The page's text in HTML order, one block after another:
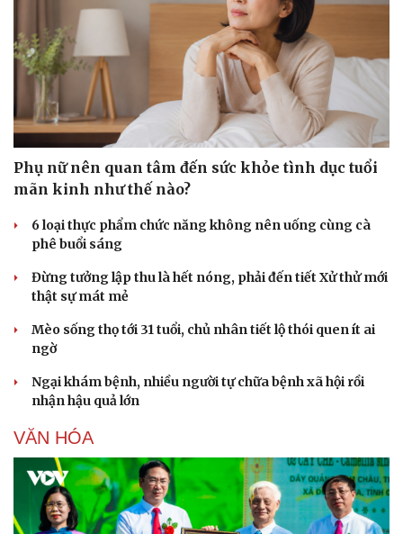
Phụ nữ nên quan tâm đến sức khỏe tình dục tuổi
mãn kinh như thế nào?
6 loại thực phẩm chức năng không nên uống cùng cà
phê buổi sáng
Đừng tưởng lập thu là hết nóng, phải đến tiết Xử thử mới
thật sự mát mẻ
Mèo sống thọ tới 31 tuổi, chủ nhân tiết lộ thói quen ít ai
ngờ
Ngại khám bệnh, nhiều người tự chữa bệnh xã hội rồi
nhận hậu quả lớn
VĂN HÓA